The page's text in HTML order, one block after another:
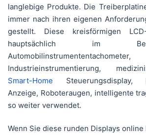
langlebige Produkte. Die
immer nach ihren eigenen
gestellt. Diese kreisförmigen
hauptsächlich im
Automobilinstrumententachometer,
Industrieinstrumentierung,
Smart-Home Steuerungsdisplay,
Anzeige, Roboteraugen, intelligente
so weiter verwendet.
Wenn Sie diese runden Displays